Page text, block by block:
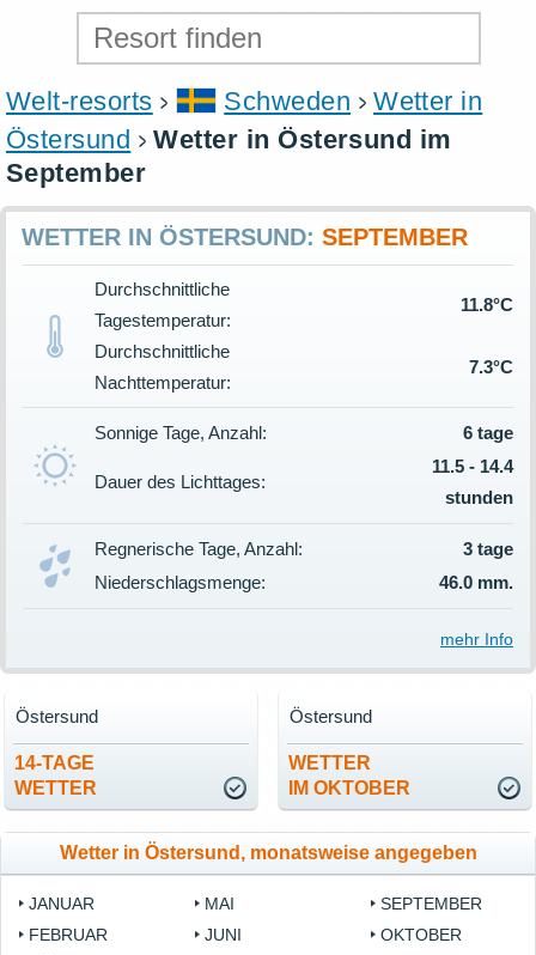
Welt-resorts Schweden
Wetter in
Östersund
Wetter in Östersund im
September
WETTER IN ÖSTERSUND: SEPTEMBER
Durchschnittliche
Tagestemperatur:
11.8°C
Durchschnittliche
Nachttemperatur:
7.3°C
Sonnige Tage, Anzahl: 6 tage
Dauer des Lichttages:
11.5 - 14.4
stunden
Regnerische Tage, Anzahl:
3 tage
Niederschlagsmenge:
46.0 mm.
mehr Info
14-TAGE
WETTER
Östersund
WETTER
IM OKTOBER
Östersund
Wetter in Östersund, monatsweise angegeben
JANUAR
FEBRUAR
MAI
JUNI
SEPTEMBER
OKTOBER